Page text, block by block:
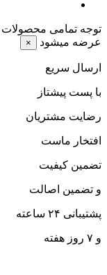
توجه تمامی محصولات
عرضه میشود
×
ارسال سریع
با پست پیشتاز
رضایت مشتریان
افتخار ماست
تضمین کیفیت
و تضمین اصالت
پشتیبانی ۲۴ ساعته
و ۷ روز هفته